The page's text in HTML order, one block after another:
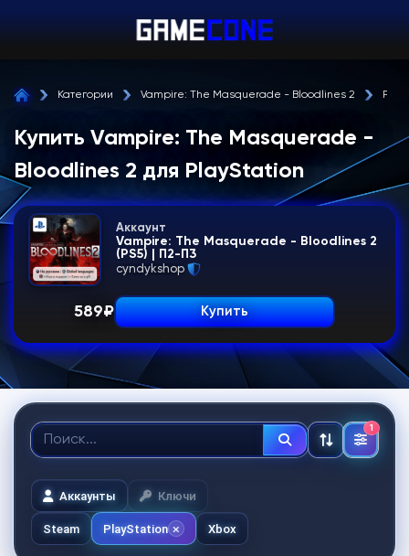
Категории Vampire: The Masquerade - Bloodlines 2
Купить Vampire: The Masquerade -
Bloodlines 2 для PlayStation
Аккаунт
Vampire: The Masquerade - Bloodlines 2
(PS5) | П2-П3
cyndykshop
589₽ Купить
1
Аккаунты Ключи
Steam PlayStation Xbox